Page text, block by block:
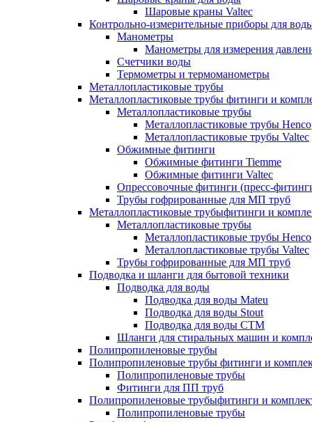
Шаровые краны Valtec
Контрольно-измерительные приборы для
Манометры
Манометры для измерения
Счетчики воды
Термометры и термоманометры
Металлопластиковые трубы
Металлопластиковые трубы фитинги и
Металлопластиковые трубы
Металлопластиковые трубы Henco
Металлопластиковые трубы Valtec
Обжимные фитинги
Обжимные фитинги Tiemme
Обжимные фитинги Valtec
Опрессовочные фитинги (пресс-
Трубы гофрированные для МП труб
Металлопластиковые трубыфитинги и
Металлопластиковые трубы
Металлопластиковые трубы Henco
Металлопластиковые трубы Valtec
Трубы гофрированные для МП труб
Подводка и шланги для бытовой техники
Подводка для воды
Подводка для воды Mateu
Подводка для воды Stout
Подводка для воды СТМ
Шланги для стиральных машин и
Полипропиленовые трубы
Полипропиленовые трубы фитинги и
Полипропиленовые трубы
Фитинги для ПП труб
Полипропиленовые трубыфитинги и
Полипропиленовые трубы